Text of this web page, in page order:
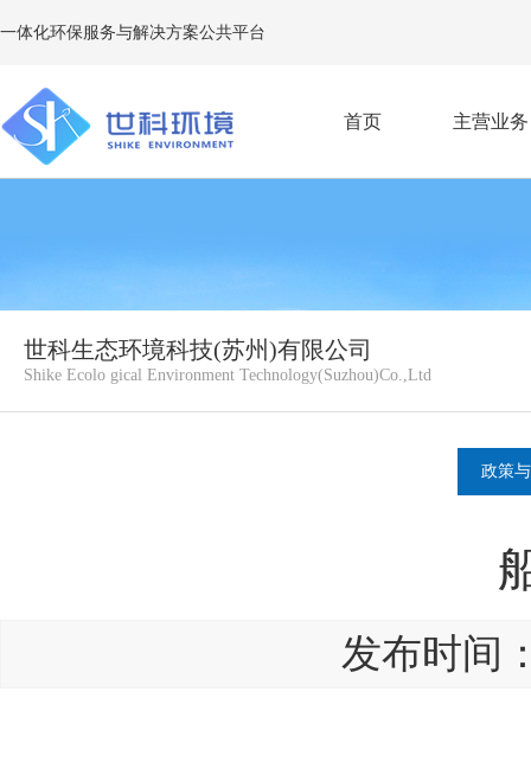
一体化环保服务与解决方案公共平台
首页 主营业务
世科生态环境科技(苏州)有限公司
Shike Ecolo gical Environment Technology(Suzhou)Co.,Ltd
政策
发布时间